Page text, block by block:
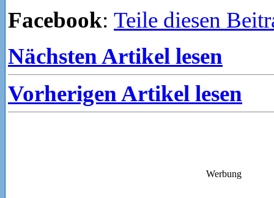
Facebook: Teile diesen
Nächsten Artikel lesen
Vorherigen Artikel lesen
Werbung